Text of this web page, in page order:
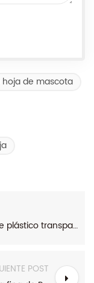
de mascota
China stock 0.2 mm 0.25 mm de plástico transparente anti-niebla hoja de mascota para los protectores de la cara
POST